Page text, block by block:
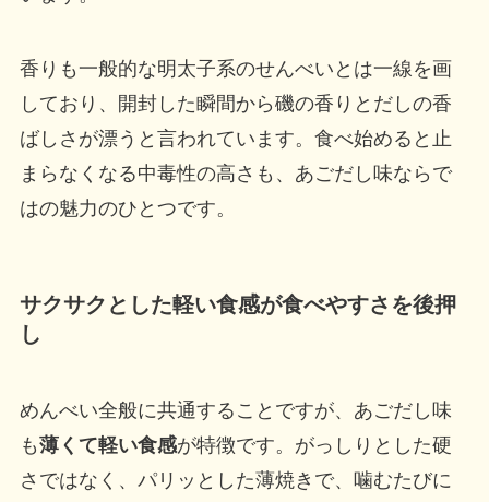
香りも一般的な明太子系のせんべいとは一線を画
しており、開封した瞬間から磯の香りとだしの香
ばしさが漂うと言われています。食べ始めると止
まらなくなる中毒性の高さも、あごだし味ならで
はの魅力のひとつです。
サクサクとした軽い食感が食べやすさを後押
し
めんべい全般に共通することですが、あごだし味
も薄くて軽い食感が特徴です。がっしりとした硬
さではなく、パリッとした薄焼きで、噛むたびに